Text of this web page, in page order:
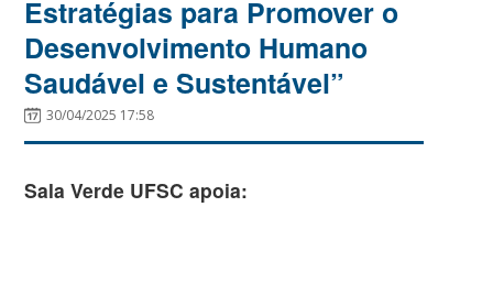
Estratégias para Promover o
Desenvolvimento Humano
Saudável e Sustentável”
30/04/2025 17:58
Sala Verde UFSC apoia: